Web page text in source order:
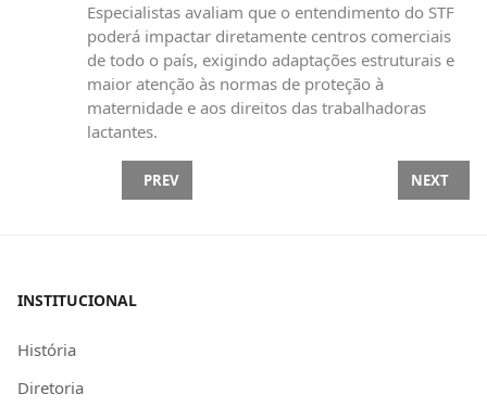
Especialistas avaliam que o entendimento do STF
poderá impactar diretamente centros comerciais
de todo o país, exigindo adaptações estruturais e
maior atenção às normas de proteção à
maternidade e aos direitos das trabalhadoras
lactantes.
PREVIOUS ARTICLE: NOVAS REGRAS | TRABALHO
PREV NEXT
NEXT
INSTITUCIONAL
História
Diretoria